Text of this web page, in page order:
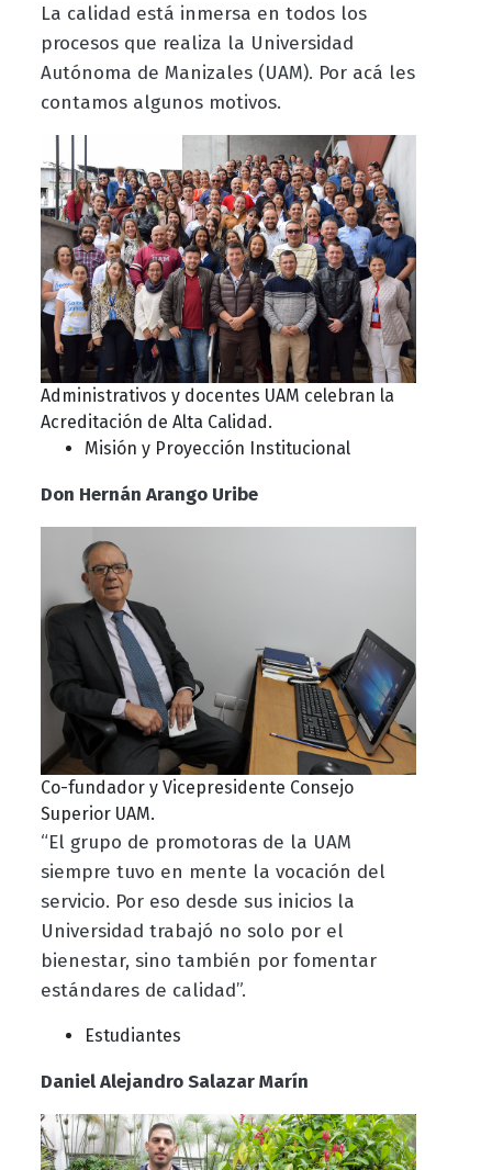
La calidad está inmersa en todos los
procesos que realiza la Universidad
Autónoma de Manizales (UAM). Por acá les
contamos algunos motivos.
Administrativos y docentes UAM celebran la
Acreditación de Alta Calidad.
Misión y Proyección Institucional
Don Hernán Arango Uribe
Co-fundador y Vicepresidente Consejo
Superior UAM.
“El grupo de promotoras de la UAM
siempre tuvo en mente la vocación del
servicio. Por eso desde sus inicios la
Universidad trabajó no solo por el
bienestar, sino también por fomentar
estándares de calidad”.
Estudiantes
Daniel Alejandro Salazar Marín